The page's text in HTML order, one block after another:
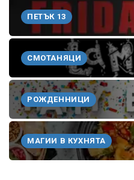
ПЕТЪК 13
СМОТАНЯЦИ
РОЖДЕННИЦИ
МАГИИ В КУХНЯТА